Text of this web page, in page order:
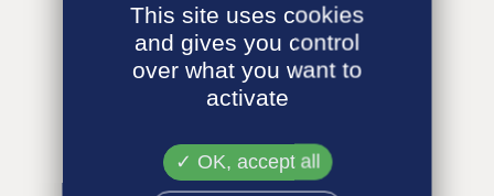
This site uses cookies
and gives you control
over what you want to
activate
OK, accept all